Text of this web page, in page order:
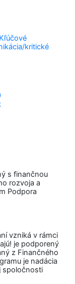
Kľúčové
kritické
s finančnou
rozvoja a
Podpora
vzniká v rámci
je podporený
z Finančného
je nadácia
spoločnosti